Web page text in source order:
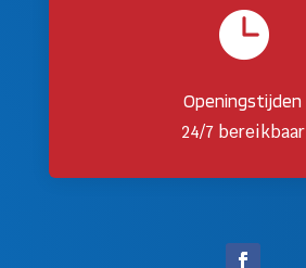

Openingstijden
24/7 bereikbaar